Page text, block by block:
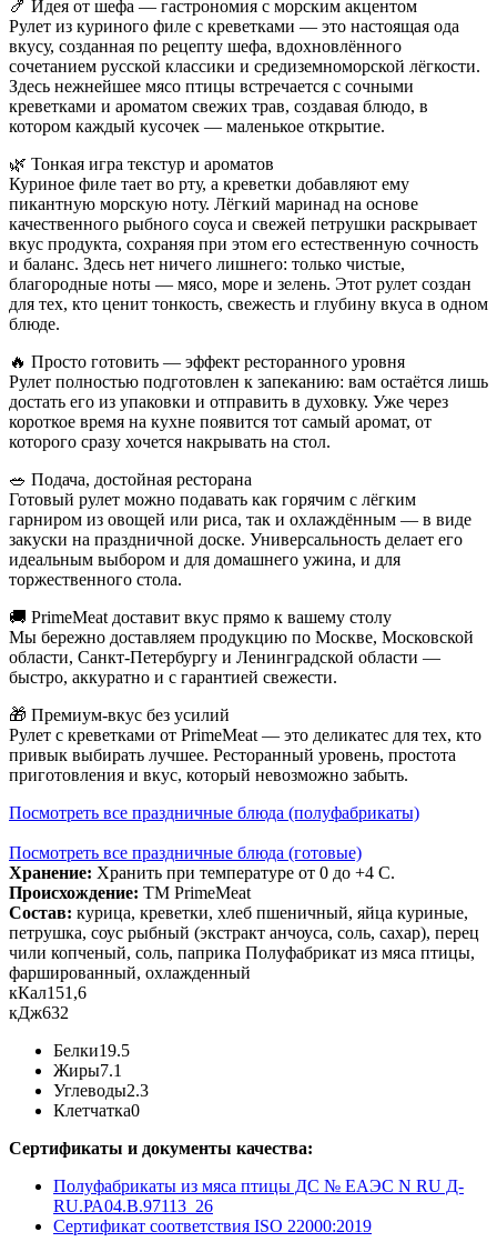
🍤 Идея от шефа — гастрономия с морским акцентом
Рулет из куриного филе с креветками — это настоящая ода
вкусу, созданная по рецепту шефа, вдохновлённого
сочетанием русской классики и средиземноморской лёгкости.
Здесь нежнейшее мясо птицы встречается с сочными
креветками и ароматом свежих трав, создавая блюдо, в
котором каждый кусочек — маленькое открытие.
🌿 Тонкая игра текстур и ароматов
Куриное филе тает во рту, а креветки добавляют ему
пикантную морскую ноту. Лёгкий маринад на основе
качественного рыбного соуса и свежей петрушки раскрывает
вкус продукта, сохраняя при этом его естественную сочность
и баланс. Здесь нет ничего лишнего: только чистые,
благородные ноты — мясо, море и зелень. Этот рулет создан
для тех, кто ценит тонкость, свежесть и глубину вкуса в одном
блюде.
🔥 Просто готовить — эффект ресторанного уровня
Рулет полностью подготовлен к запеканию: вам остаётся лишь
достать его из упаковки и отправить в духовку. Уже через
короткое время на кухне появится тот самый аромат, от
которого сразу хочется накрывать на стол.
🥗 Подача, достойная ресторана
Готовый рулет можно подавать как горячим с лёгким
гарниром из овощей или риса, так и охлаждённым — в виде
закуски на праздничной доске. Универсальность делает его
идеальным выбором и для домашнего ужина, и для
торжественного стола.
🚚 PrimeMeat доставит вкус прямо к вашему столу
Мы бережно доставляем продукцию по Москве, Московской
области, Санкт-Петербургу и Ленинградской области —
быстро, аккуратно и с гарантией свежести.
🎁 Премиум-вкус без усилий
Рулет с креветками от PrimeMeat — это деликатес для тех, кто
привык выбирать лучшее. Ресторанный уровень, простота
приготовления и вкус, который невозможно забыть.
Посмотреть все праздничные блюда (полуфабрикаты)
Посмотреть все праздничные блюда (готовые)
Хранение: Хранить при температуре от 0 до +4 С.
Происхождение: ТМ PrimeMeat
Состав: курица, креветки, хлеб пшеничный, яйца куриные,
петрушка, соус рыбный (экстракт анчоуса, соль, сахар), перец
чили копченый, соль, паприка Полуфабрикат из мяса птицы,
фаршированный, охлажденный
кКал151,6
кДж632
Белки19.5
Жиры7.1
Углеводы2.3
Клетчатка0
Сертификаты и документы качества:
Полуфабрикаты из мяса птицы ДС № ЕАЭС N RU Д-
RU.РА04.В.97113_26
Сертификат соответствия ISO 22000:2019